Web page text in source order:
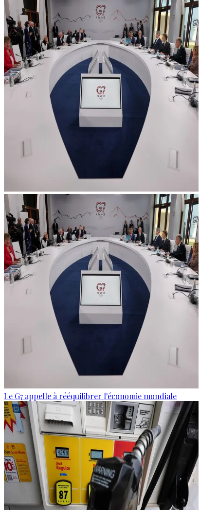
Le G7 appelle à rééquilibrer l'économie mondiale